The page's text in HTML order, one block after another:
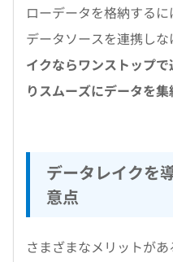
ローデータを格納する
データソースを連携しな
イクならワンストップ
りスムーズにデータを
データレイクを
意点
さまざまなメリットが